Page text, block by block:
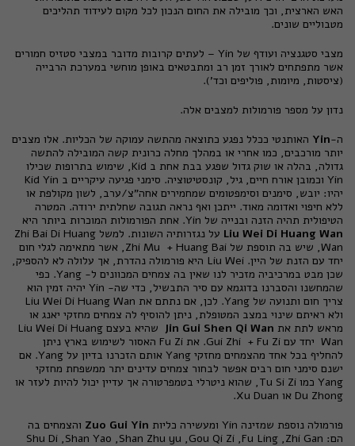
האש הארצית, וכך מובילה את החום הנכון לכל מקום לעידוד תהליכים
מטבוליים שונים.
מצבי סטגנציה ועודף של Yin – לעתים קרובות מדובר במצבי סטזיס חמורים
אשר מתפתחים לאורך זמן רב ומתבטאים באופן מוחשי במערכת הרבייה
(ציסטות, מיומות, פוליפים וכד').
נדון על מספר פורמולות למצבים אלה.
ה-Yin האותנטי ככלל נפגע כתוצאה מהתשה עמוקה של הכליות. אלו מצבים
יותר מורכבים, כמו אחרי או במהלך מחלה כרונית קשה המובילה להתשה
גדולה, בהלה או שוק גדול שפגע בבת אחת ב Kid, שימוש בתרופות שכילו
Yin וכמובן אורח חיים, גיל, קונסטיטוציה. סימני פגיעה עיקריים ב Kid Yin
יהיו: יובש, סימנים וסימפטומים שמחמירים אחה"צ/ערב, לשון מקולפת או
ללא חיפוי ואדומה מאוד. ייתכן ואף נראה תגובה שחלתית ירודה. המטרה
הטיפולית תהיה הזנה ובנייה של Yin. אחת הפורמולות המוכרות ביותר היא
Liu Wei Di Huang Wan
על נגזרותיה השונות. למשל Zhi Bai Di Huang
Wan, שיש בה תוספת של Zhi Mu + Huang Bai, אשר מתאימה לגלי חום
יחד עם הזנת של היין. Liu Wei היא פורמולה נהדרת, אך עלולה לא להספיק,
שכן מבט במרכיביה מזכיר לנו שאין בה צמחים המכוונים ל- Yang. כפי
שהמחשנו והסברנו בדוגמא עם סיר התבשיל, כדי שה- Yin יהיה זמין הוא
צריך חום ותנועה של Yang. לכן, אם נתתם את Liu Wei Di Huang Wan
ולא ראיתם שינוי במצב המטופלת, ניתן להוסיף לה צמחים מחזקי יאנג או
מראש לתת את Jin Gui Shen Qi Wan
שהיא בעצם Liu Wei Di Huang
Wan יחד עם Gui Zhi + Fu Zi. את Fu Zi האסור לשימוש בארץ ניתן
להחליף בכל אחד מהצמחים מחזקי Yang אותם הזכרנו בדיון על Yang. אם
ישנם סימני חום רבים אפשר לבחור צמחים עדינים יתר ממשפחת מחזקי
Yang כמו Tu Si Zi, שהוא ניטרלי בטמפרטורה אך עדיין יכול להיות לעזר או
Du Zhong או Xu Duan.
פורמולה נוספת שמזינה Yin ומעשירה כליות
Zuo Gui Yin והצמחים בה
הם: Shu Di ,Shan Yao ,Shan Zhu yu ,Gou Qi Zi ,Fu Ling ,Zhi Gan